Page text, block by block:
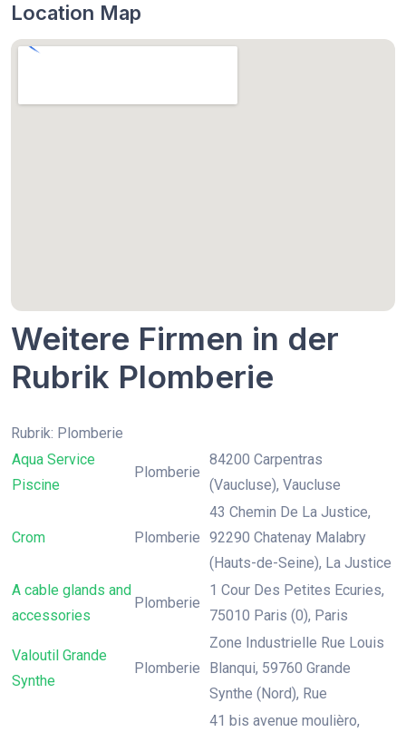
Location Map
Weitere Firmen in der
Rubrik Plomberie
Rubrik: Plomberie
Aqua Service
Piscine
Plomberie
84200 Carpentras
(Vaucluse), Vaucluse
Crom Plomberie
43 Chemin De La Justice,
92290 Chatenay Malabry
(Hauts-de-Seine), La Justice
A cable glands and
accessories
Plomberie
1 Cour Des Petites Ecuries,
75010 Paris (0), Paris
Valoutil Grande
Synthe
Plomberie
Zone Industrielle Rue Louis
Blanqui, 59760 Grande
Synthe (Nord), Rue
41 bis avenue moulièro,